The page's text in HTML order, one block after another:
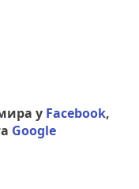
у Facebook,
Google